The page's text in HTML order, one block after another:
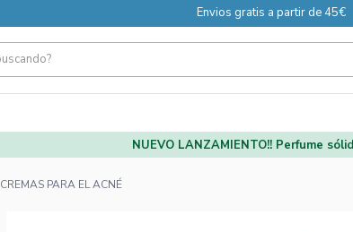
Envios gratis a partir de 45€
NUEVO LANZAMIENTO!! Perfume
CREMAS PARA EL ACNÉ